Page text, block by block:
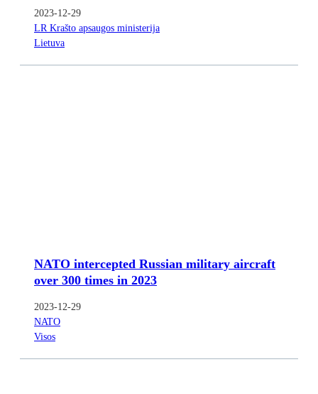
2023-12-29
LR Krašto apsaugos ministerija
Lietuva
NATO intercepted Russian military aircraft
over 300 times in 2023
2023-12-29
NATO
Visos